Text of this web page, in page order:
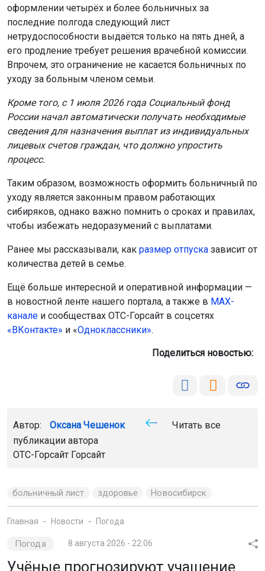
оформлении четырёх и более больничных за
последние полгода следующий лист
нетрудоспособности выдаётся только на пять дней, а
его продление требует решения врачебной комиссии.
Впрочем, это ограничение не касается больничных по
уходу за больным членом семьи.
Кроме того, с 1 июля 2026 года Социальный фонд
России начал автоматически получать необходимые
сведения для назначения выплат из индивидуальных
лицевых счетов граждан, что должно упростить
процесс.
Таким образом, возможность оформить больничный по
уходу является законным правом работающих
сибиряков, однако важно помнить о сроках и правилах,
чтобы избежать недоразумений с выплатами.
Ранее мы рассказывали, как размер отпуска зависит от
количества детей в семье.
Ещё больше интересной и оперативной информации —
в новостной ленте нашего портала, а также в МАХ-
канале и сообществах ОТС-Горсайт в соцсетях
«ВКонтакте» и «Одноклассники».
Поделиться новостью:
Автор: Оксана Чешенок
Читать все
публикации автора
ОТС-Горсайт Горсайт
больничный лист здоровье Новосибирск
Главная Новости Погода
Погода 8 августа 2026 - 22:06
Учёные прогнозируют учащение